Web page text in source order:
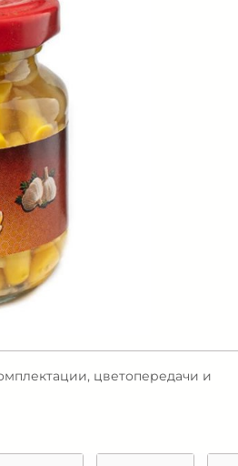
цветопередачи и